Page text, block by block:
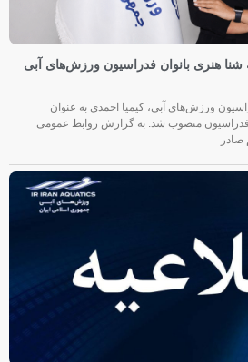
هنری بانوان فدراسیون ورزش‌های آبی
ورزش‌های آبی، کیمیا احمدی به عنوان
منصوب شد. به گزارش روابط عمومی